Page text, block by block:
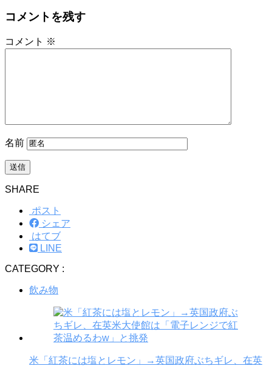
コメントを残す
コメント ※
名前
SHARE
ポスト
シェア
はてブ
LINE
CATEGORY :
飲み物
米「紅茶には塩とレモン」→英国政府ぶちギレ、在英